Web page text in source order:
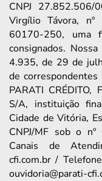
CNPJ
Virgílio Távora, nº
60170-250, uma
consignados.
4.935, de 29 de
de
PARATI CRÉDITO,
S/A, instituição
Cidade de Vitória,
CNPJ/MF sob o
Canais de
cfi.com.br /
ouvidoria@parati-